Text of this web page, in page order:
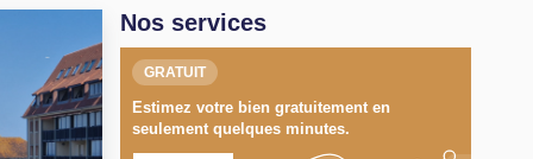
Nos services
GRATUIT
Estimez votre bien gratuitement en
seulement quelques minutes.